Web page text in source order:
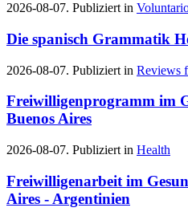
2026-08-07. Publiziert in
Die spanisch Grammatik
2026-08-07. Publiziert in Reviews
Freiwilligenprogramm im
Buenos Aires
2026-08-07. Publiziert in Health
Freiwilligenarbeit im
Aires - Argentinien